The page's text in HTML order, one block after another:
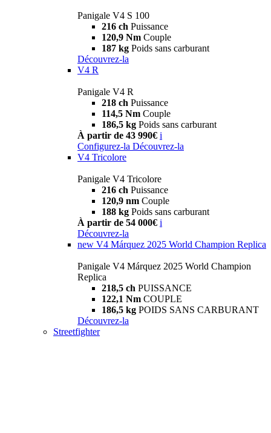
Panigale V4 S 100
216 ch Puissance
120,9 Nm Couple
187 kg Poids sans carburant
Découvrez-la
V4 R
Panigale V4 R
218 ch Puissance
114,5 Nm Couple
186,5 kg Poids sans carburant
À partir de 43 990€ i
Configurez-la Découvrez-la
V4 Tricolore
Panigale V4 Tricolore
216 ch Puissance
120,9 nm Couple
188 kg Poids sans carburant
À partir de 54 000€ i
Découvrez-la
new V4 Márquez 2025 World Champion Replica
Panigale V4 Márquez 2025 World Champion
Replica
218,5 ch PUISSANCE
122,1 Nm COUPLE
186,5 kg POIDS SANS CARBURANT
Découvrez-la
Streetfighter